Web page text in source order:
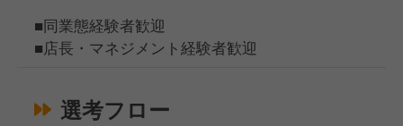
■同業態経験者歓迎
■店長・マネジメント経験者歓迎
選考フロー